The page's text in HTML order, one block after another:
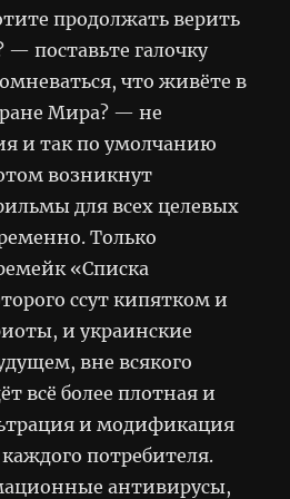
продолжать верить
поставьте галочку
что живёте в
Мира? — не
и так по умолчанию
возникнут
для всех целевых
Только
«Списка
ссут кипятком и
и украинские
вне всякого
всё более плотная и
и модификация
потребителя.
антивирусы,